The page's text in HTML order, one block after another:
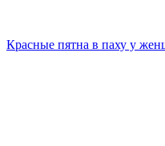
Красные пятна в паху у